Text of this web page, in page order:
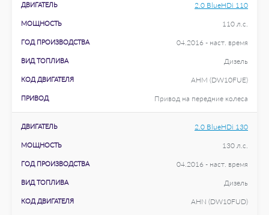
ДВИГАТЕЛЬ 2.0 BlueHDi 110
МОЩНОСТЬ 110 л.с.
ГОД ПРОИЗВОДСТВА 04.2016 - наст. время
ВИД ТОПЛИВА Дизель
КОД ДВИГАТЕЛЯ AHM (DW10FUE)
ПРИВОД Привод на передние колеса
ДВИГАТЕЛЬ 2.0 BlueHDi 130
МОЩНОСТЬ 130 л.с.
ГОД ПРОИЗВОДСТВА 04.2016 - наст. время
ВИД ТОПЛИВА Дизель
КОД ДВИГАТЕЛЯ AHN (DW10FUD)